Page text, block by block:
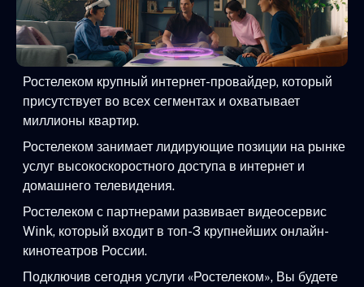
Ростелеком крупный интернет-провайдер, который
присутствует во всех сегментах и охватывает
миллионы квартир.
Ростелеком занимает лидирующие позиции на рынке
услуг высокоскоростного доступа в интернет и
домашнего телевидения.
Ростелеком с партнерами развивает видеосервис
Wink, который входит в топ-3 крупнейших онлайн-
кинотеатров России.
Подключив сегодня услуги «Ростелеком», Вы будете